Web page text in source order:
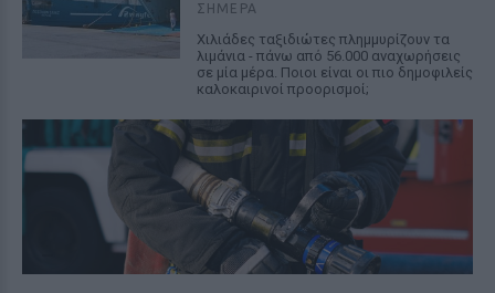
ΣΉΜΕΡΑ
Χιλιάδες ταξιδιώτες πλημμυρίζουν τα
λιμάνια - πάνω από 56.000 αναχωρήσεις
σε μία μέρα. Ποιοι είναι οι πιο δημοφιλείς
καλοκαιρινοί προορισμοί;